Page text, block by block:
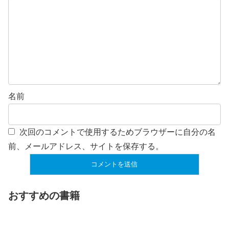
名前
次回のコメントで使用するためブラウザーに自分の名
前、メールアドレス、サイトを保存する。
おすすめの書籍